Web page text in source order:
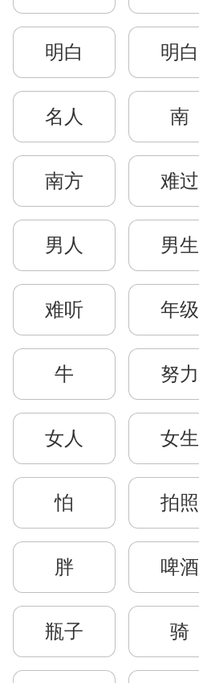
明白 明白
名人 南
南方 难过
男人 男生
难听 年级
牛 努力
女人 女生
怕 拍照
胖 啤酒
瓶子 骑